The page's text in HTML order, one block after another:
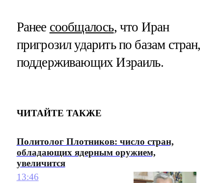
Ранее сообщалось, что Иран
пригрозил ударить по базам стран,
поддерживающих Израиль.
ЧИТАЙТЕ ТАКЖЕ
Политолог Плотников: число стран,
обладающих ядерным оружием,
увеличится
13:46